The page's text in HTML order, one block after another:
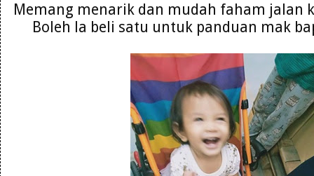
Memang menarik dan mudah faham jalan
Boleh la beli satu untuk panduan mak